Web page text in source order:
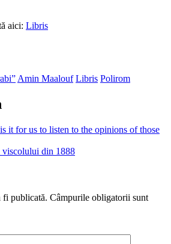
aici: Libris
Amin Maalouf Libris Polirom
it for us to listen to the opinions of those
din 1888
fi publicată. Câmpurile obligatorii sunt